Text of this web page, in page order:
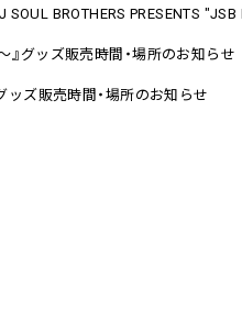
SOUL BROTHERS PRESENTS
』グッズ販売時間・場所のお知らせ
ッズ販売時間・場所のお知らせ